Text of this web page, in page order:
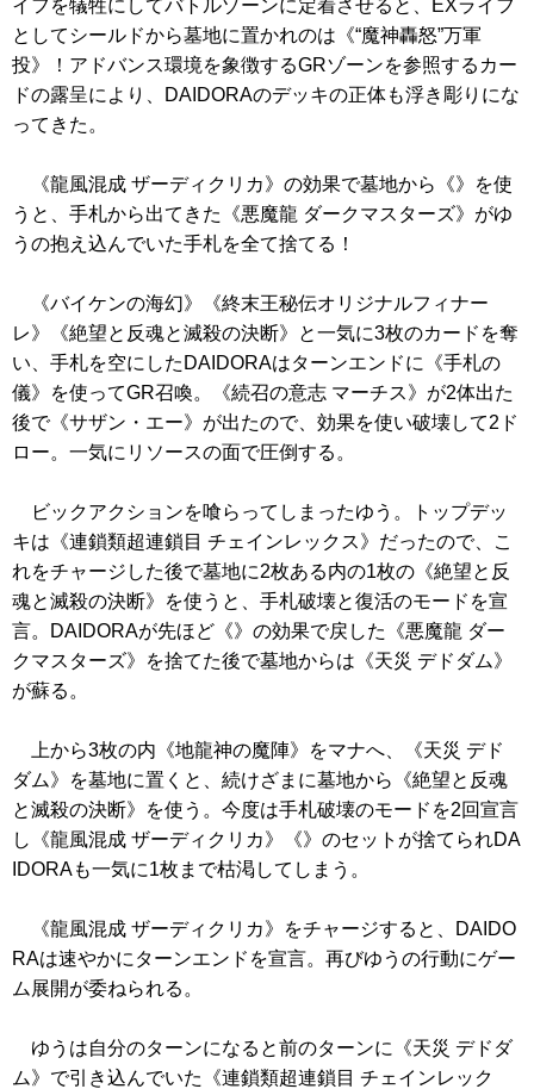
イフを犠牲にしてバトルゾーンに定着させると、EXライフ
としてシールドから墓地に置かれのは 《“魔神轟怒”万軍
投》
！アドバンス環境を象徴するGRゾーンを参照するカー
ドの露呈により、DAIDORAのデッキの正体も浮き彫りにな
ってきた。
《龍風混成 ザーディクリカ》 の効果で墓地から 《》
を使
うと、手札から出てきた
《悪魔龍 ダークマスターズ》 がゆ
うの抱え込んでいた手札を全て捨てる！
《バイケンの海幻》
《終末王秘伝オリジナルフィナー
レ》
《絶望と反魂と滅殺の決断》
と一気に3枚のカードを奪
い、手札を空にしたDAIDORAはターンエンドに
《手札の
儀》
を使ってGR召喚。 《続召の意志 マーチス》 が2体出た
後で《サザン・エー》 が出たので、効果を使い破壊して2ド
ロー。一気にリソースの面で圧倒する。
ビックアクションを喰らってしまったゆう。トップデッ
キは 《連鎖類超連鎖目 チェインレックス》 だったので、こ
れをチャージした後で墓地に2枚ある内の1枚の 《絶望と反
魂と滅殺の決断》
を使うと、手札破壊と復活のモードを宣
言。DAIDORAが先ほど 《》 の効果で戻した
《悪魔龍 ダー
クマスターズ》
を捨てた後で墓地からは 《天災 デドダム》
が蘇る。
上から3枚の内 《地龍神の魔陣》 をマナへ、
《天災 デド
ダム》
を墓地に置くと、続けざまに墓地から
《絶望と反魂
と滅殺の決断》
を使う。今度は手札破壊のモードを2回宣言
し
《龍風混成 ザーディクリカ》 《》 のセットが捨てられDA
IDORAも一気に1枚まで枯渇してしまう。
《龍風混成 ザーディクリカ》
をチャージすると、DAIDO
RAは速やかにターンエンドを宣言。再びゆうの行動にゲー
ム展開が委ねられる。
ゆうは自分のターンになると前のターンに
《天災 デドダ
ム》 で引き込んでいた
《連鎖類超連鎖目 チェインレック